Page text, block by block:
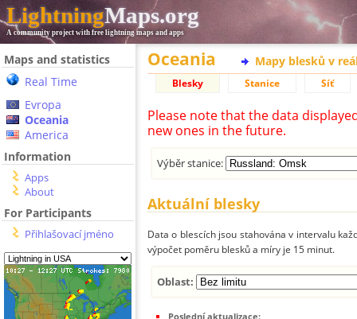
LightningMaps.org
A community project with free lightning maps and apps
Maps and statistics
Real Time
Evropa
Oceania
America
Information
Apps
About
For Participants
Přihlašovací jméno
Oceania Mapy blesků v
Blesky Stanice Síť
Please note that the data
new ones in the future.
Výběr stanice:
Aktuální blesky
Data o blescích jsou stahována v intervalu
výpočet poměru blesků a míry je 15 minut.
Oblast:
Poslední aktualizace: